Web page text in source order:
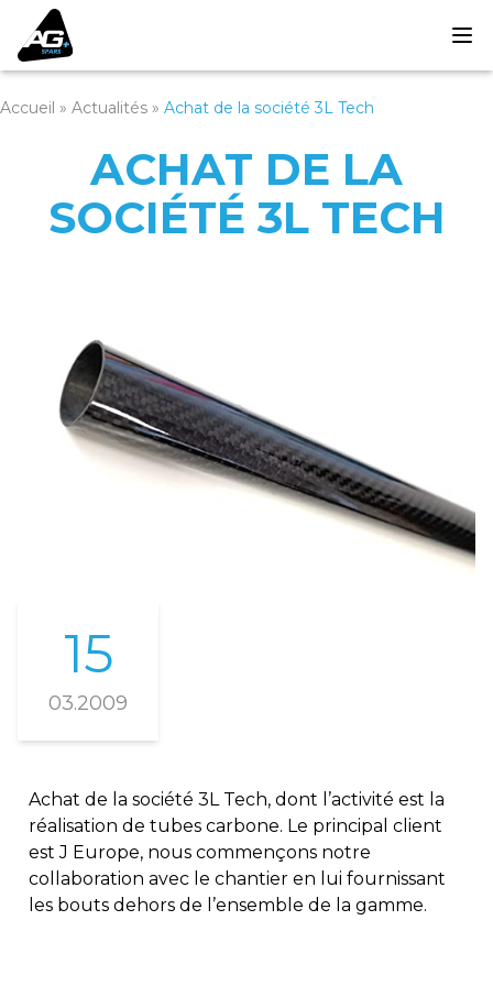
Accueil » Actualités » Achat de la société 3L Tech
ACHAT DE LA
SOCIÉTÉ 3L TECH
15
03.2009
Achat de la société 3L Tech, dont l’activité est la
réalisation de tubes carbone. Le principal client
est J Europe, nous commençons notre
collaboration avec le chantier en lui fournissant
les bouts dehors de l’ensemble de la gamme.